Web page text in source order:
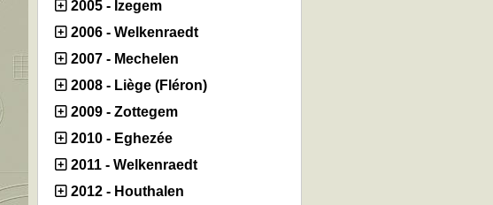
2005 - Izegem
2006 - Welkenraedt
2007 - Mechelen
2008 - Liège (Fléron)
2009 - Zottegem
2010 - Eghezée
2011 - Welkenraedt
2012 - Houthalen